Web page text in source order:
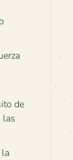
de
las